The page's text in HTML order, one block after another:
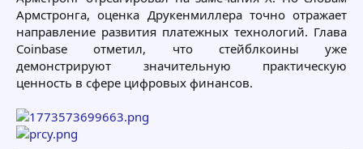
Армстронга, оценка Друкенмиллера точно отражает
направление развития платежных технологий. Глава
Coinbase отметил, что стейблкоины уже
демонстрируют значительную практическую
ценность в сфере цифровых финансов.